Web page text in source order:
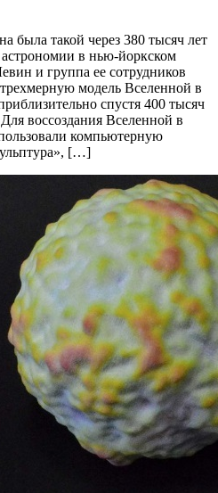
была такой через 380 тысяч лет
в нью-йоркском
и группа ее сотрудников
модель Вселенной в
спустя 400 тысяч
воссоздания Вселенной в
компьютерную
[…]